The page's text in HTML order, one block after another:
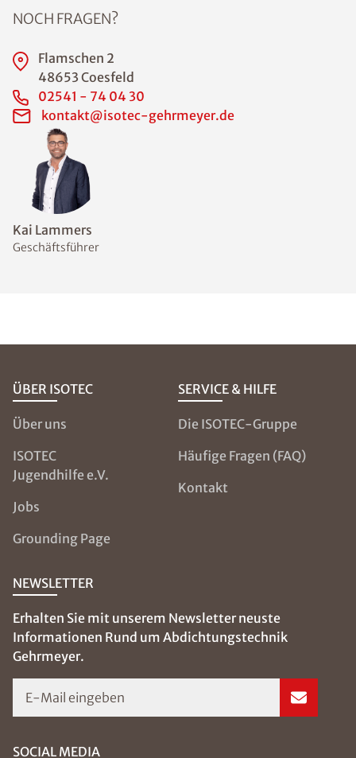
Kai Lammers
Geschäftsführer
NOCH FRAGEN?
Flamschen 2
48653 Coesfeld
02541 - 74 04 30
kontakt@isotec-gehrmeyer.de
ÜBER ISOTEC
Über uns
ISOTEC
Jugendhilfe e.V.
Jobs
Grounding Page
SERVICE & HILFE
Die ISOTEC-Gruppe
Häufige Fragen (FAQ)
Kontakt
NEWSLETTER
Erhalten Sie mit unserem Newsletter neuste
Informationen Rund um Abdichtungstechnik
Gehrmeyer.
E-Mail eingeben
SOCIAL MEDIA